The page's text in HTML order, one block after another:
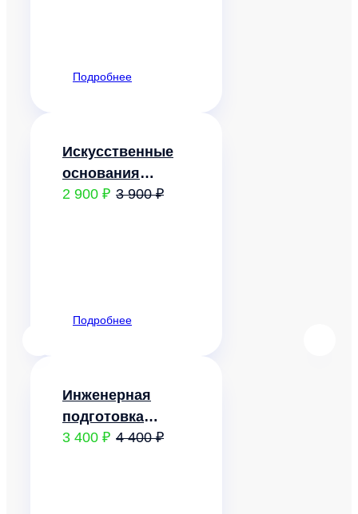
Подробнее
Искусственные
основания
зданий и
2 900 ₽ 3 900 ₽
Подробнее
Инженерная
подготовка
городских
3 400 ₽ 4 400 ₽